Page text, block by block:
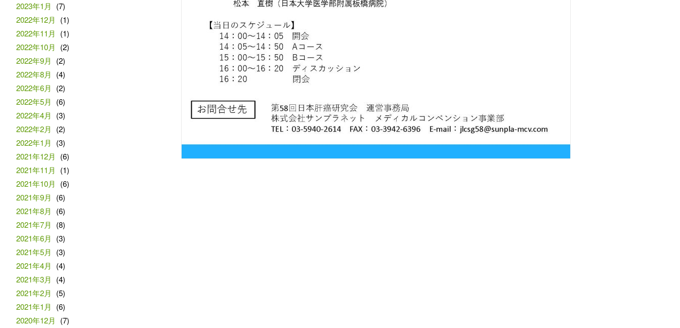
2023年1月
(7)
2022年12月
(1)
2022年11月
(1)
2022年10月
(2)
2022年9月
(2)
2022年8月
(4)
2022年6月
(2)
2022年5月
(6)
2022年4月
(3)
2022年2月
(2)
2022年1月
(3)
2021年12月
(6)
2021年11月
(1)
2021年10月
(6)
2021年9月
(6)
2021年8月
(6)
2021年7月
(8)
2021年6月
(3)
2021年5月
(3)
2021年4月
(4)
2021年3月
(4)
2021年2月
(5)
2021年1月
(6)
2020年12月
(7)